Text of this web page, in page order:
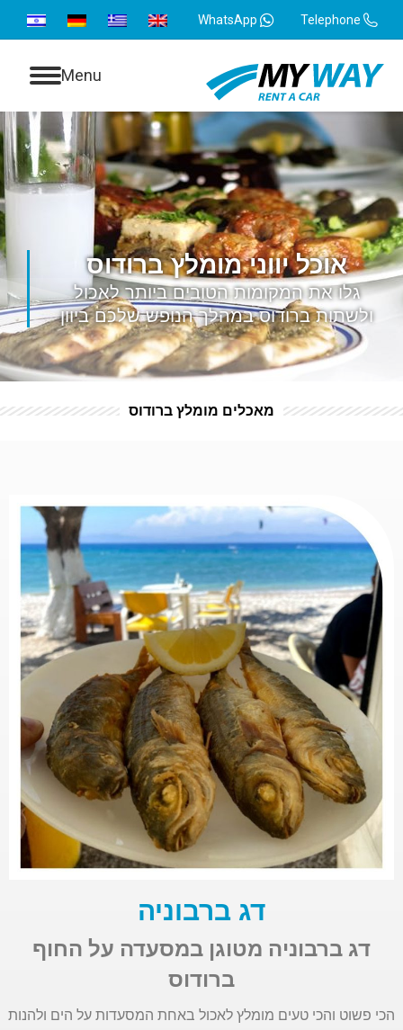
Telephone
WhatsApp
Menu
אוכל יווני מומלץ ברודוס
גלו את המקומות הטובים ביותר לאכול
ולשתות ברודוס במהלך הנופש שלכם ביוון
מאכלים מומלץ ברודוס
דג ברבוניה
דג ברבוניה מטוגן במסעדה על החוף
ברודוס
הכי פשוט והכי טעים מומלץ לאכול באחת המסעדות על הים ולהנות